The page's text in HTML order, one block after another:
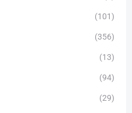
(101)
(356)
(13)
(94)
(29)